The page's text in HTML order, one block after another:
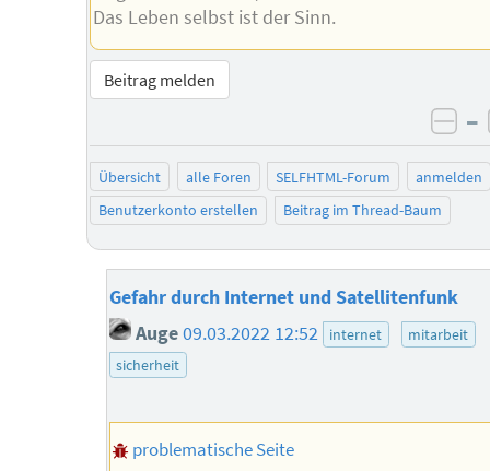
Das Leben selbst ist der Sinn.
Beitrag melden
–
Übersicht alle Foren SELFHTML-Forum
anmelden
Benutzerkonto erstellen
Beitrag im Thread-Baum
Gefahr durch Internet und Satellitenfunk
Auge 09.03.2022 12:52 internet
mitarbeit
sicherheit
problematische Seite